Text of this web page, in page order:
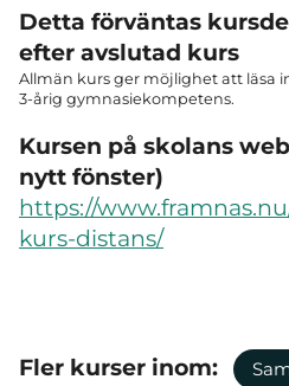
Detta förväntas
efter avslutad kurs
Allmän kurs ger möjlighet att läsa
3-årig gymnasiekompetens.
Kursen på skolans
nytt fönster)
https://
kurs-distans/
Fler kurser inom: